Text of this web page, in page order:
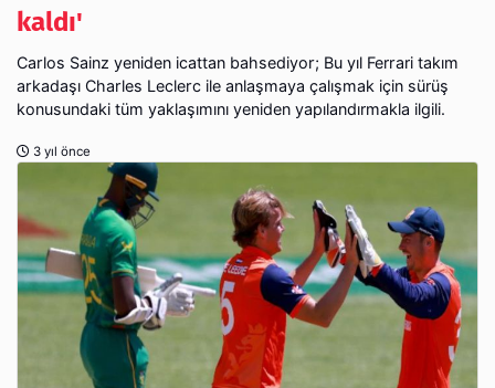
kaldı'
Carlos Sainz yeniden icattan bahsediyor; Bu yıl Ferrari takım
arkadaşı Charles Leclerc ile anlaşmaya çalışmak için sürüş
konusundaki tüm yaklaşımını yeniden yapılandırmakla ilgili.
3 yıl önce